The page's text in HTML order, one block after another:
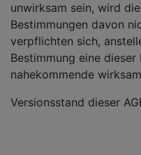
unwirksam sein, wird
Bestimmungen davon
verpflichten sich,
Bestimmung eine
nahekommende
Versionsstand dieser